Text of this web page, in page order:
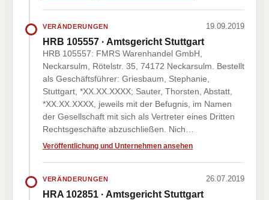
VERÄNDERUNGEN 19.09.2019
HRB 105557 · Amtsgericht Stuttgart
HRB 105557: FMRS Warenhandel GmbH,
Neckarsulm, Rötelstr. 35, 74172 Neckarsulm. Bestellt
als Geschäftsführer: Griesbaum, Stephanie,
Stuttgart, *XX.XX.XXXX; Sauter, Thorsten, Abstatt,
*XX.XX.XXXX, jeweils mit der Befugnis, im Namen
der Gesellschaft mit sich als Vertreter eines Dritten
Rechtsgeschäfte abzuschließen. Nich…
Veröffentlichung und Unternehmen ansehen
VERÄNDERUNGEN 26.07.2019
HRA 102851 · Amtsgericht Stuttgart